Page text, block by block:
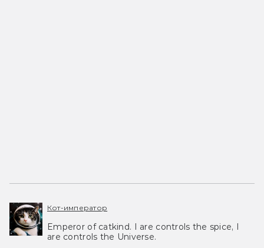
Кот-император
Emperor of catkind. I are controls the spice, I
are controls the Universe.